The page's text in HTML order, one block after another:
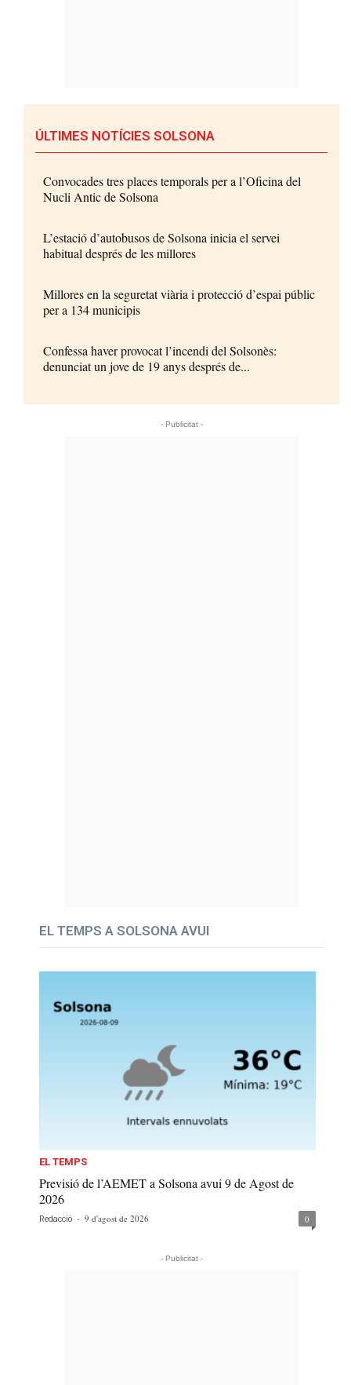
ÚLTIMES NOTÍCIES SOLSONA
Convocades tres places temporals per a l’Oficina del
Nucli Antic de Solsona
L’estació d’autobusos de Solsona inicia el servei
habitual després de les millores
Millores en la seguretat viària i protecció d’espai públic
per a 134 municipis
Confessa haver provocat l’incendi del Solsonès:
denunciat un jove de 19 anys després de...
- Publicitat -
EL TEMPS A SOLSONA AVUI
EL TEMPS
Previsió de l’AEMET a Solsona avui 9 de Agost de
2026
Redacció - 9 d'agost de 2026 0
- Publicitat -